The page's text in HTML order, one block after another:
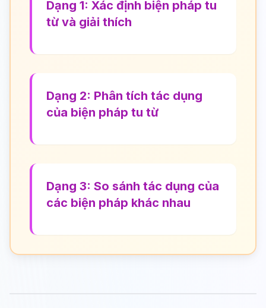
Dạng 1: Xác định biện pháp tu
từ và giải thích
Dạng 2: Phân tích tác dụng
của biện pháp tu từ
Dạng 3: So sánh tác dụng của
các biện pháp khác nhau